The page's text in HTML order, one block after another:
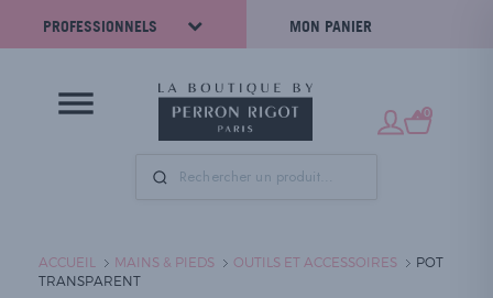
PROFESSIONNELS MON PANIER
0
ACCUEIL MAINS & PIEDS OUTILS ET ACCESSOIRES
POT
TRANSPARENT